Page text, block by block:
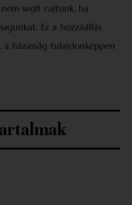
segít rajtunk, ha
Ez a hozzáállás
házasság tulajdonképpen